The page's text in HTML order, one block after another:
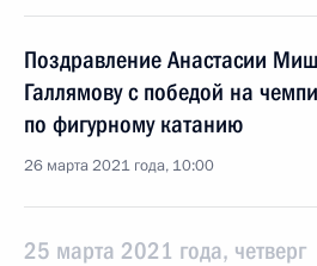
Поздравление Анастасии
Галлямову с победой на
по фигурному катанию
26 марта 2021 года, 10:00
25 марта 2021 года, четверг